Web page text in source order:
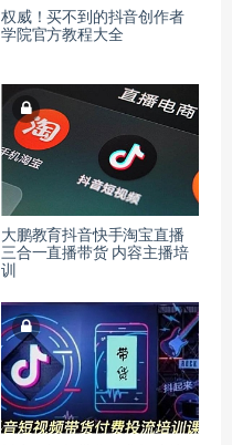
权威！买不到的抖音创作者
学院官方教程大全
大鹏教育抖音快手淘宝直播
三合一直播带货 内容主播培
训